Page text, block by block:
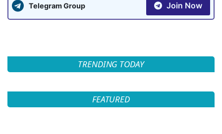
Telegram Group Join Now
TRENDING TODAY
FEATURED